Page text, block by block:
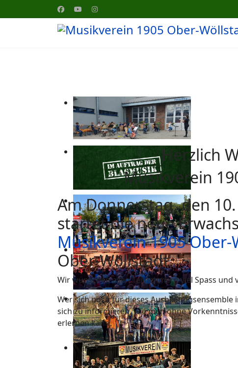
Herzlich
Musikverein
Am Donnerstag, den
startet die neue
Musikverein 1905 Ober-
Ober-Wöllstadt.
Wir wünschen allen Teilnehmern viel Spass
Wer sich noch für dieses
sich zu informieren, wie man ohne
erlernen kann.